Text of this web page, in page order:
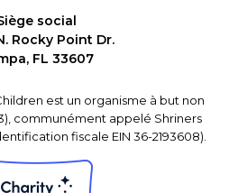
social
Rocky Point Dr.
FL 33607
est un organisme à but non
communément appelé Shriners
fiscale EIN 36-2193608).